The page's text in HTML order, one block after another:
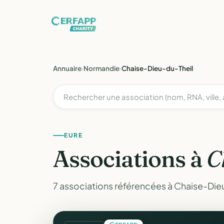
Annuaire›Normandie›Chaise-Dieu-du-Theil
EURE
Associations à
7 associations référencées à Chaise-